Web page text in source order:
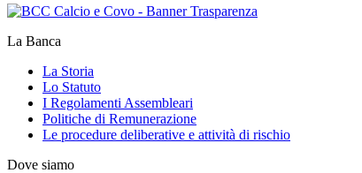
La Banca
La Storia
Lo Statuto
I Regolamenti Assembleari
Politiche di Remunerazione
Le procedure deliberative e attività di rischio
Dove siamo